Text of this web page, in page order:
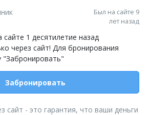
Был на сайте 9
лет назад
сайте 1 десятилетие назад
через сайт! Для бронирования
"Забронировать"
Забронировать
сайт - это гарантия, что ваши деньги